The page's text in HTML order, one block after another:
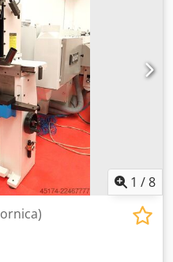
JEDINICA:
Cjdpfsx E Eihox Ag Usrf
3-12,5 m;
m; 3D GLAVA ZA
AUTOMATSKA
1 /8